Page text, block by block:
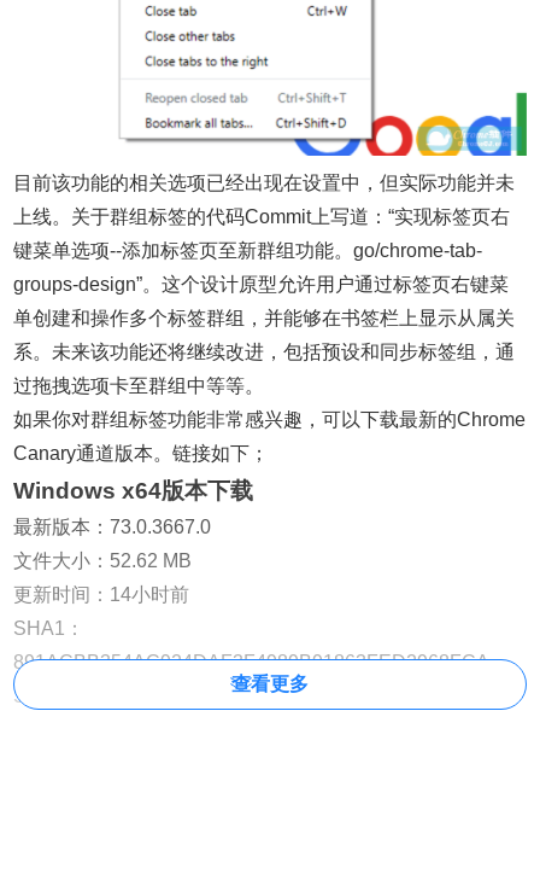
目前该功能的相关选项已经出现在设置中，但实际功能并未
上线。关于群组标签的代码Commit上写道：“实现标签页右
键菜单选项--添加标签页至新群组功能。go/chrome-tab-
groups-design”。这个设计原型允许用户通过标签页右键菜
单创建和操作多个标签群组，并能够在书签栏上显示从属关
系。未来该功能还将继续改进，包括预设和同步标签组，通
过拖拽选项卡至群组中等等。
如果你对群组标签功能非常感兴趣，可以下载最新的Chrome
Canary通道版本。链接如下；
Windows x64版本下载
最新版本：73.0.3667.0
文件大小：52.62 MB
更新时间：14小时前
SHA1：
891ACBB354AC924DAF3F4989B91863FED2968FCA
SHA256：
查看更多